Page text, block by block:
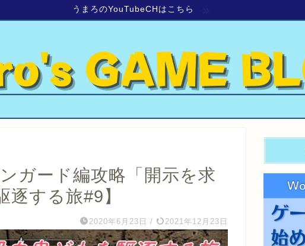
うまろのYouTubeCHはこちら
ガード編攻略「開示を求
する旅#9】
2020年6月23日 / 2021年12月23日